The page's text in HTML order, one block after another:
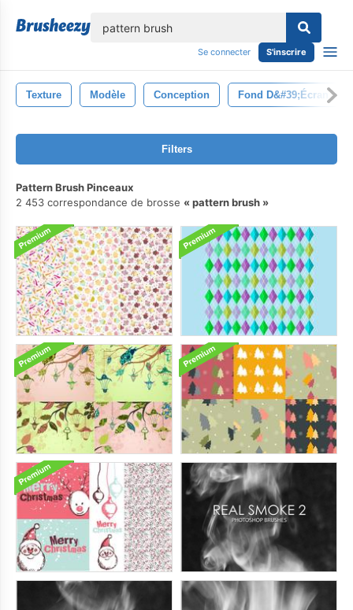
Se connecter S'inscrire
Texture Modèle Conception Fond D&#39;écran
Filters
Pattern Brush Pinceaux
2 453 correspondance de brosse
pattern brush